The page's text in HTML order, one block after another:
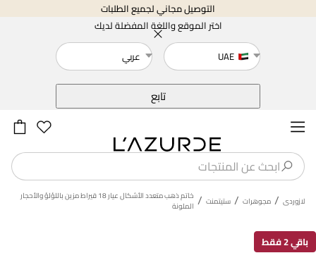
التوصيل مجاني لجميع الطلبات
اختر الموقع واللغة المفضلة لديك
UAE
عربي
تابع
لازوردى / مجوهرات / ستيتمنت / خاتم ذهب متعدد الأشكال عيار 18 قيراط مزين باللؤلؤ والأحجار
الملونة
باقي 2 فقط